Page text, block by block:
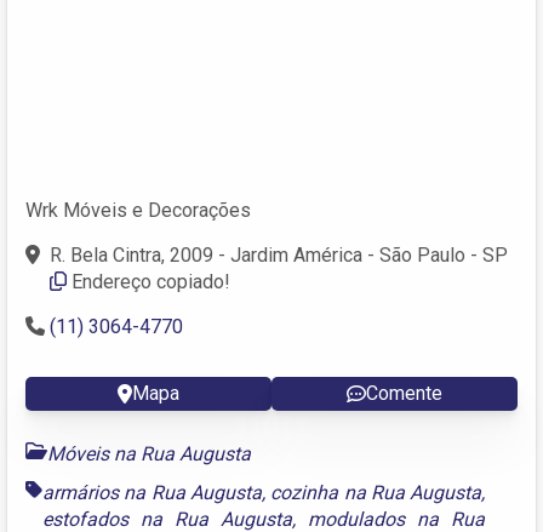
Wrk Móveis e Decorações
R. Bela Cintra, 2009 - Jardim América - São Paulo - SP
Endereço copiado!
(11) 3064-4770
Mapa Comente
Móveis na Rua Augusta
armários na Rua Augusta, cozinha na Rua Augusta,
estofados na Rua Augusta, modulados na Rua